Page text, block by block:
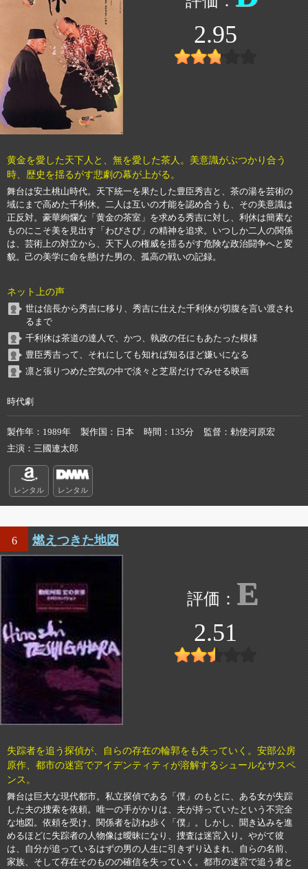
2.95
黄金を愛した天下人と、無を愛した茶人。美意識がぶつかり合う
時、歴史を揺るがす悲劇の幕が上がる。
舞台は安土桃山時代。天下統一を果たした豊臣秀吉と、茶の湯を芸術の
域にまで高めた千利休。二人は互いの才能を認め合うも、その美意識は
正反対。豪華絢爛な「黄金の茶室」を求める秀吉に対し、利休は簡素な
ものにこそ美を見出す「わびさび」の精神を追求。いつしか二人の関係
は、芸術上の対立から、天下人の権威を揺るがす危険な政治闘争へと変
貌。己の美学に命を懸けた男の、孤高の戦いの記録。
ネット上の声
世は信長から秀吉に移り、秀吉に仕えた千利休が切腹を言い渡され
るまで
千利休は茶道の達人で、かつ、執政の任にもあたった模様
豊臣秀吉って、それにしても知れば知るほど嫌いになる
凛と張りつめた空気の中で淡々と芝居だけでみせる映画
時代劇
製作年 1989年 製作国 日本 時間 135分 監督
勅使河原宏
主演
三國連太郎
レンタル レンタル
6 燃えつきた地図
E
2.51
失踪者を追う探偵が、自らの存在の輪郭をも失っていく。安部公房
原作、都市の迷宮でアイデンティティが溶解するシュールなサスペ
ンス。
舞台は巨大な現代都市。私立探偵である「僕」のもとに、ある女が失踪
した夫の捜索を依頼。唯一の手がかりは、夫が持っていたという不完全
な地図。依頼を受け、関係者を訪ね歩く「僕」。しかし、聞き込みを進
めるほどに失踪者の人物像は曖昧になり、捜査は迷宮入り。やがて彼
は、自分が追っているはずの男の人生に引きずり込まれ、自らの名前、
家族、そして存在そのものの確信を失っていく。都市の迷宮で追う者と